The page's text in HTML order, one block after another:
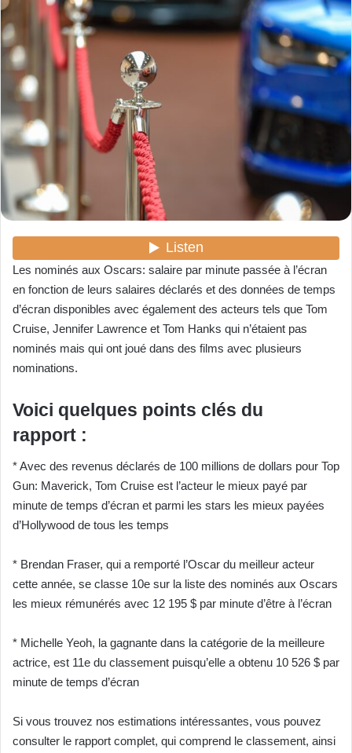
y
e
u
c
o
e
l
Les nominés aux Oscars: salaire par minute passée à l’écran
en fonction de leurs salaires déclarés et des données de temps
d’écran disponibles avec également des acteurs tels que Tom
Cruise, Jennifer Lawrence et Tom Hanks qui n’étaient pas
nominés mais qui ont joué dans des films avec plusieurs
nominations.
Voici quelques points clés du
rapport :
* Avec des revenus déclarés de 100 millions de dollars pour Top
Gun: Maverick, Tom Cruise est l’acteur le mieux payé par
minute de temps d’écran et parmi les stars les mieux payées
d’Hollywood de tous les temps
* Brendan Fraser, qui a remporté l’Oscar du meilleur acteur
cette année, se classe 10e sur la liste des nominés aux Oscars
les mieux rémunérés avec 12 195 $ par minute d’être à l’écran
* Michelle Yeoh, la gagnante dans la catégorie de la meilleure
actrice, est 11e du classement puisqu’elle a obtenu 10 526 $ par
minute de temps d’écran
Si vous trouvez nos estimations intéressantes, vous pouvez
consulter le rapport complet, qui comprend le classement, ainsi